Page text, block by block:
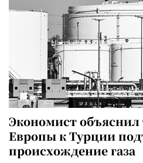
Экономист объяснил
Европы к Турции
происхождение газа